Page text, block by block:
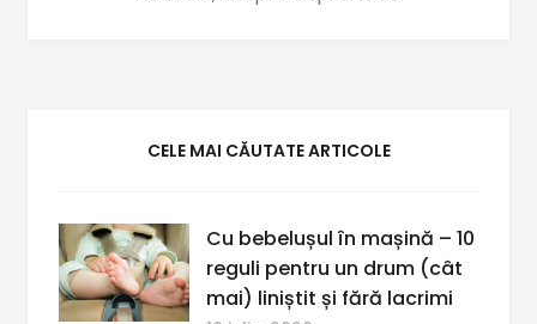
CELE MAI CĂUTATE ARTICOLE
Cu bebelușul în mașină – 10
reguli pentru un drum (cât
mai) liniștit și fără lacrimi